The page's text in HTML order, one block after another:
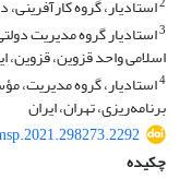
استادیار، گروه
3استادیار گروه مدیریت
اسلامی واحد قزوین، قزوین،
4استادیار، گروه
برنامه‌ریزی، تهران، ایران
چکیده